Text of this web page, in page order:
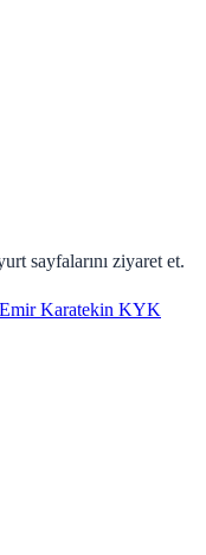
sayfalarını ziyaret et.
Emir Karatekin KYK